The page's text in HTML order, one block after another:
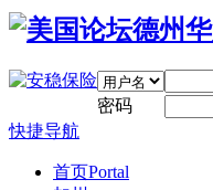
密码
快捷导航
首页Portal